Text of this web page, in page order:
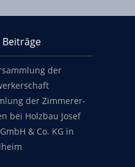
der
der Zimmerer-
bei Holzbau Josef
& Co. KG in